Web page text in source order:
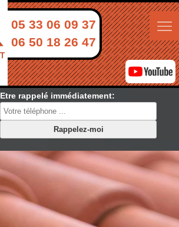
05 33 06 09 37
06 50 18 26 47
Etre rappelé immédiatement: